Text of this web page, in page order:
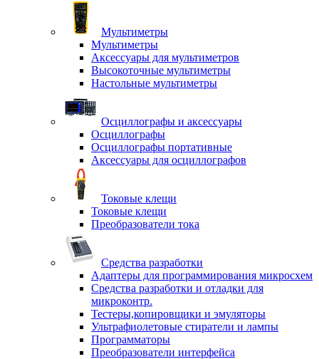
Мультиметры
Мультиметры
Аксессуары для мультиметров
Высокоточные мультиметры
Настольные мультиметры
Осциллографы и аксессуары
Осциллографы
Осциллографы портативные
Аксессуары для осциллографов
Токовые клещи
Токовые клещи
Преобразователи тока
Средства разработки
Адаптеры для программирования микросхем
Средства разработки и отладки для
микроконтр.
Тестеры,копировщики и эмуляторы
Ультрафиолетовые стиратели и лампы
Программаторы
Преобразователи интерфейса